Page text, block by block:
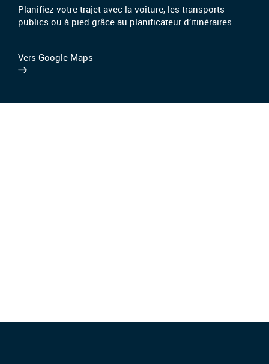
Planifiez votre trajet avec la voiture, les transports
publics ou à pied grâce au planificateur d’itinéraires.
Vers Google Maps